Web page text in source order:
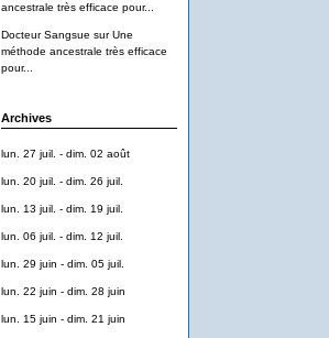
ancestrale très efficace pour...
Docteur Sangsue surUne
méthode ancestrale très efficace
pour...
Archives
lun. 27 juil. - dim. 02 août
lun. 20 juil. - dim. 26 juil.
lun. 13 juil. - dim. 19 juil.
lun. 06 juil. - dim. 12 juil.
lun. 29 juin - dim. 05 juil.
lun. 22 juin - dim. 28 juin
lun. 15 juin - dim. 21 juin